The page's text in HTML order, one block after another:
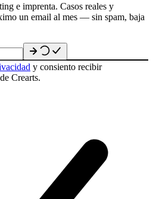
e imprenta. Casos reales y
un email al mes — sin spam, baja
y consiento recibir
Crearts.